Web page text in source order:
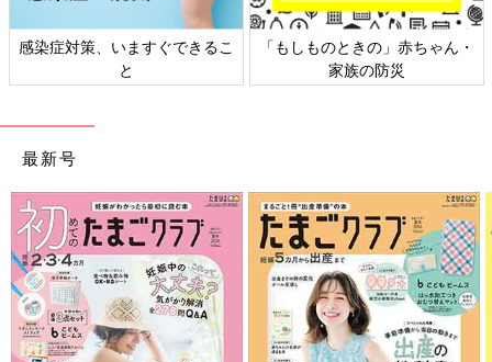
日本外来小児科学会リーフレッ
ト検討会
六星占術 細木かおりさんの人生
相談
最新号